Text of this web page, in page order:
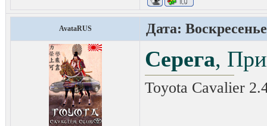
AvataRUS Дата:
Серега,
Toyota Cavalier